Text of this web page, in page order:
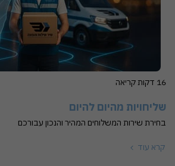
16 דקות קריאה
שליחויות מהיום להיום
בחירת שירות המשלוחים המהיר והנכון עבורכם
קרא עוד